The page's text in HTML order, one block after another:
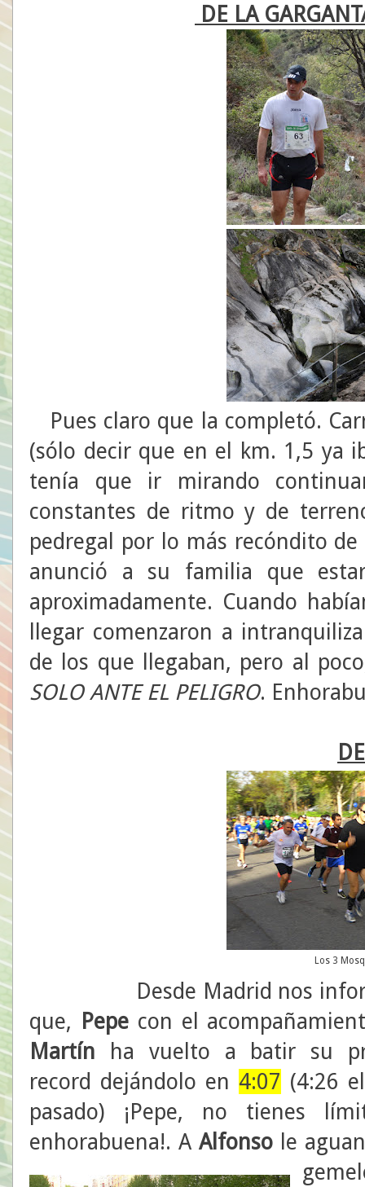
DE LA
Pues claro que la completó.
(sólo decir que en el km. 1,5 ya
tenía que ir mirando
constantes de ritmo y de
pedregal por lo más recóndito
anunció a su familia que
aproximadamente. Cuando
llegar comenzaron a
de los que llegaban, pero al
SOLO ANTE EL PELIGRO.
Los 3
Desde Madrid nos
que,
Pepecon el
Martín ha vuelto a batir su
record dejándolo en 4:07 (4:26
pasado) ¡Pepe, no tienes
enhorabuena!. AAlfonso le